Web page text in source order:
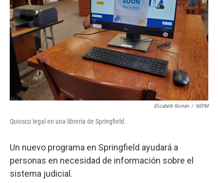
Elizabeth Román / NEPM
Quiosco legal en una librería de Springfield.
Un nuevo programa en Springfield ayudará a
personas en necesidad de información sobre el
sistema judicial.